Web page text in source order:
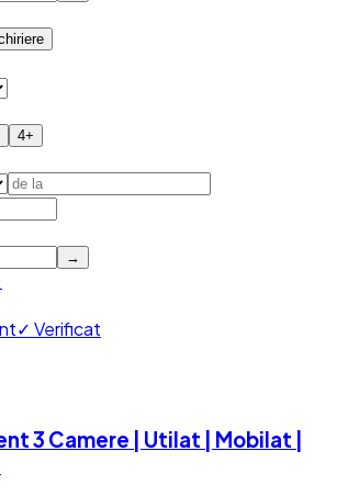
4+
→
✓ Verificat
3 Camere | Utilat | Mobilat |